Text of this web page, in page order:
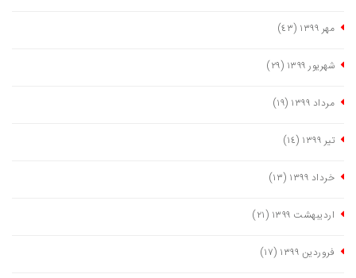
مهر ١٣٩٩ (٤٣)
شهریور ١٣٩٩ (٢٩)
مرداد ١٣٩٩ (١٩)
تیر ١٣٩٩ (١٤)
خرداد ١٣٩٩ (١٣)
اردیبهشت ١٣٩٩ (٢١)
فروردین ١٣٩٩ (١٧)